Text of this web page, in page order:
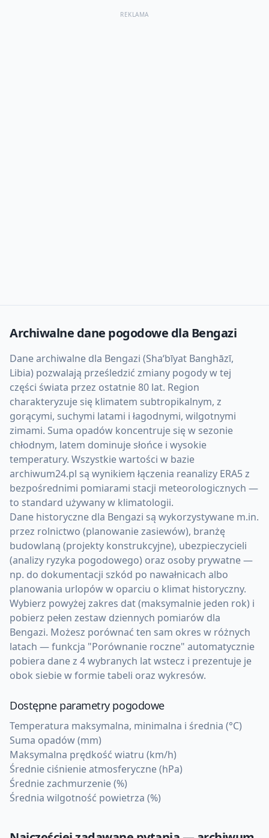
REKLAMA
Archiwalne dane pogodowe dla Bengazi
Dane archiwalne dla Bengazi (Sha‘bīyat Banghāzī,
Libia) pozwalają prześledzić zmiany pogody w tej
części świata przez ostatnie 80 lat. Region
charakteryzuje się klimatem subtropikalnym, z
gorącymi, suchymi latami i łagodnymi, wilgotnymi
zimami. Suma opadów koncentruje się w sezonie
chłodnym, latem dominuje słońce i wysokie
temperatury. Wszystkie wartości w bazie
archiwum24.pl są wynikiem łączenia reanalizy ERA5 z
bezpośrednimi pomiarami stacji meteorologicznych —
to standard używany w klimatologii.
Dane historyczne dla Bengazi są wykorzystywane m.in.
przez rolnictwo (planowanie zasiewów), branżę
budowlaną (projekty konstrukcyjne), ubezpieczycieli
(analizy ryzyka pogodowego) oraz osoby prywatne —
np. do dokumentacji szkód po nawałnicach albo
planowania urlopów w oparciu o klimat historyczny.
Wybierz powyżej zakres dat (maksymalnie jeden rok) i
pobierz pełen zestaw dziennych pomiarów dla
Bengazi. Możesz porównać ten sam okres w różnych
latach — funkcja "Porównanie roczne" automatycznie
pobiera dane z 4 wybranych lat wstecz i prezentuje je
obok siebie w formie tabeli oraz wykresów.
Dostępne parametry pogodowe
Temperatura maksymalna, minimalna i średnia (°C)
Suma opadów (mm)
Maksymalna prędkość wiatru (km/h)
Średnie ciśnienie atmosferyczne (hPa)
Średnie zachmurzenie (%)
Średnia wilgotność powietrza (%)